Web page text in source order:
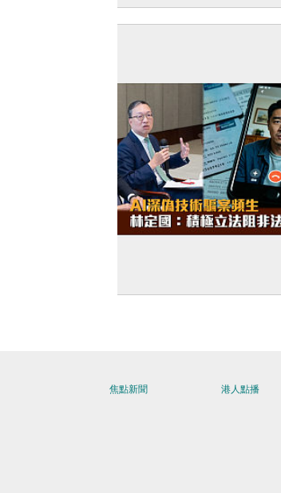
焦點新聞 港人點播